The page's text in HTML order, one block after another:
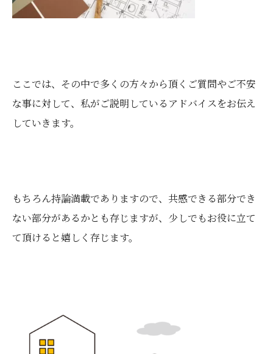
ここでは、その中で多くの方々から頂くご質問やご不安
な事に対して、私がご説明しているアドバイスをお伝え
していきます。
もちろん持論満載でありますので、共感できる部分でき
ない部分があるかとも存じますが、少しでもお役に立て
て頂けると嬉しく存じます。